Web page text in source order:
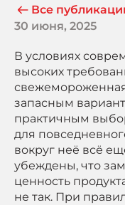
Все
30 июня, 2025
В условиях
высоких
запасным
практичным
для
вокруг неё всё
убеждены, что
ценность
не так. При